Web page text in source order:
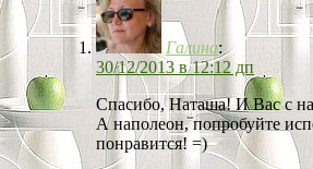
Галина:
30/12/2013 в 12:12 дп
Спасибо, Наташа! И Вас с
А наполеон, попробуйте
понравится! =)